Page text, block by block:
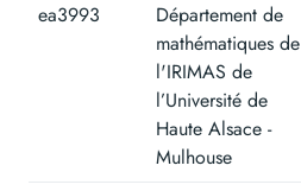
ea3993
Département de
mathématiques de
l'IRIMAS de
l’Université de
Haute Alsace -
Mulhouse